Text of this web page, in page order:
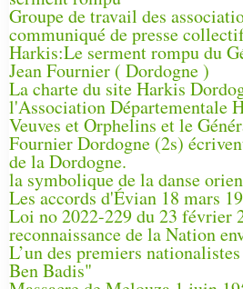
Groupe de travail des
communiqué de presse
Harkis:Le serment rompu du
Jean Fournier ( Dordogne )
La charte du site Harkis
l'Association Départementale
Veuves et Orphelins et le
Fournier Dordogne (2s)
de la Dordogne.
la symbolique de la danse
Les accords d'Évian 18 mars
Loi no 2022-229 du 23 février
reconnaissance de la Nation
L’un des premiers
Ben Badis"